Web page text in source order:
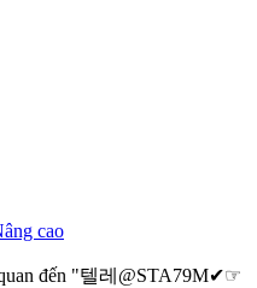
cao
đến "텔레@STA79M✔☞